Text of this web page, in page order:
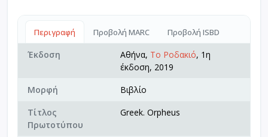
Περιγραφή Προβολή MARC Προβολή ISBD
Έκδοση Αθήνα, Το Ροδακιό, 1η
έκδοση, 2019
Μορφή
Βιβλίο
Τίτλος
Πρωτοτύπου
Greek. Orpheus